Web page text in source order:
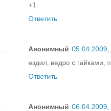
+1
Ответить
Анонимный 05.04.2009,
ездил, ведро с гайками,
Ответить
Анонимный 06.04.2009,